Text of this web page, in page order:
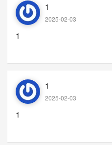
1
2025-02-03
1
1
2025-02-03
1